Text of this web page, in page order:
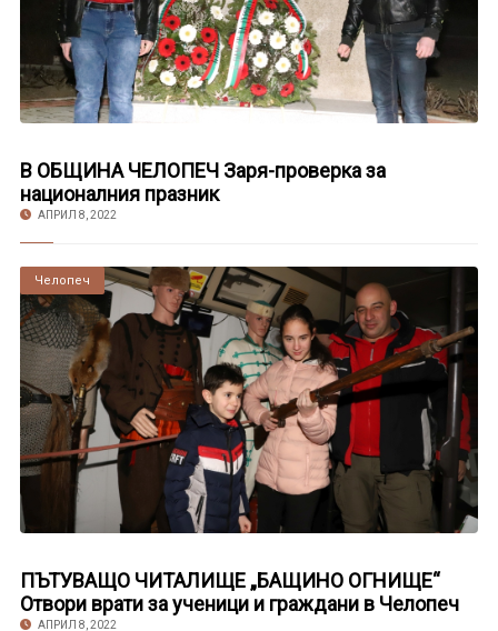
В ОБЩИНА ЧЕЛОПЕЧ Заря-проверка за
националния празник
АПРИЛ 8, 2022
Челопеч
ПЪТУВАЩО ЧИТАЛИЩЕ „БАЩИНО ОГНИЩЕ“
Отвори врати за ученици и граждани в Челопеч
АПРИЛ 8, 2022